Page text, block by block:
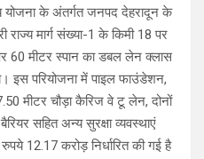
योजना के अंतर्गत जनपद देहरादून के
राज्य मार्ग संख्या-1 के किमी 18 पर
60 मीटर स्पान का डबल लेन क्लास
इस परियोजना में पाइल फाउंडेशन,
मीटर चौड़ा कैरिज वे टू लेन, दोनों
सहित अन्य सुरक्षा व्यवस्थाएं
12.17 करोड़ निर्धारित की गई है